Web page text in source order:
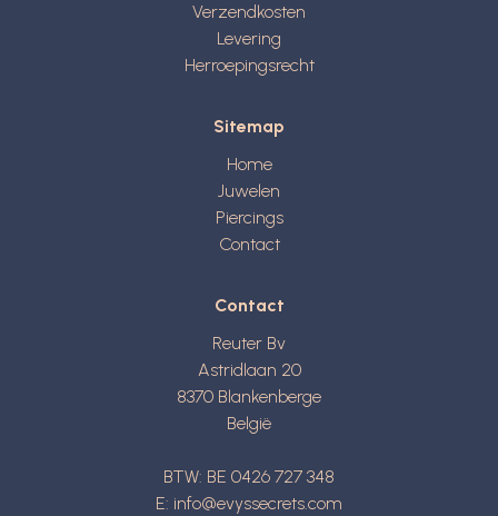
Verzendkosten
Levering
Herroepingsrecht
Sitemap
Home
Juwelen
Piercings
Contact
Contact
Reuter Bv
Astridlaan 20
8370 Blankenberge
België
BTW: BE 0426 727 348
E: info@evyssecrets.com